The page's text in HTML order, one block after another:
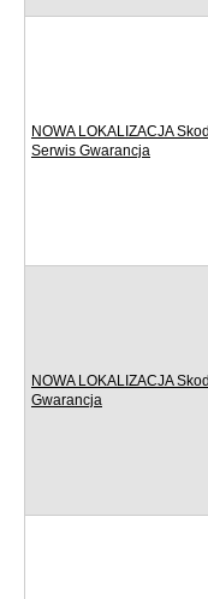
NOWA LOKALIZACJA
Serwis Gwarancja
NOWA LOKALIZACJA
Gwarancja